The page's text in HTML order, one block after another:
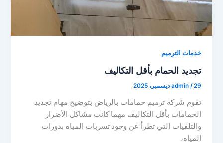
خدمات الترميم
تجديد الحمام بأقل التكاليف
admin /29 ديسمبر، 2025
تقوم شركة ترميم حمامات بالرياض بتوضيح مهام تجديد
الحمامات بأقل التكاليف مهما كانت مشاكل الأضرار
والتلفيات التي تطرأ عن وجود تسربات المياه بدورات
المياه،